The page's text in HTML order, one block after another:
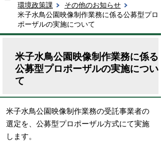
環境政策課
その他のお知らせ
米子水鳥公園映像制作業務に係る公募型プロ
ポーザルの実施について
米子水鳥公園映像制作業務に係る
公募型プロポーザルの実施につい
て
米子水鳥公園映像制作業務の受託事業者の
選定を、公募型プロポーザル方式にて実施
します。